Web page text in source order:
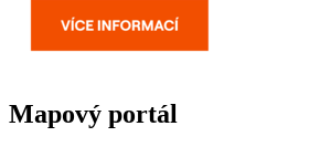
Mapový portál